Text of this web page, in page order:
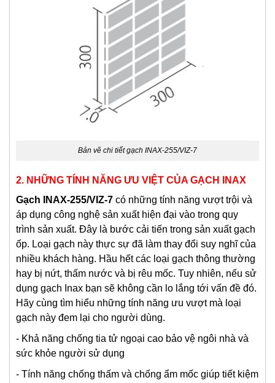
Bản vẽ chi tiết gạch INAX-255/VIZ-7
2. NHỮNG TÍNH NĂNG ƯU VIỆT CỦA GẠCH INAX
Gạch INAX-255/VIZ-7 có những tính năng vượt trội và
áp dụng công nghệ sản xuất hiện đại vào trong quy
trình sản xuất. Đây là bước cải tiến trong sản xuất gạch
ốp. Loại gạch này thực sự đã làm thay đổi suy nghĩ của
nhiều khách hàng. Hầu hết các loại gạch thông thường
hay bị nứt, thấm nước và bị rêu mốc. Tuy nhiên, nếu sử
dụng gạch Inax bạn sẽ không cần lo lắng tới vấn đề đó.
Hãy cùng tìm hiểu những tính năng ưu vượt mà loại
gạch này đem lại cho người dùng.
- Khả năng chống tia tử ngoại cao bảo vệ ngôi nhà và
sức khỏe người sử dụng
- Tính năng chống thấm và chống ẩm mốc giúp tiết kiệm